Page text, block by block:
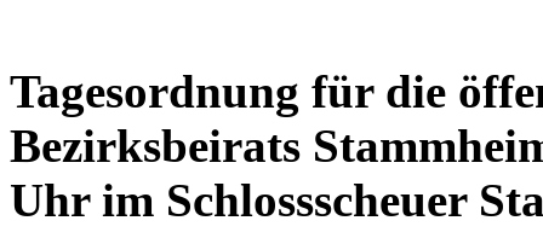
Tagesordnung für die
Bezirksbeirats
Uhr im Schlossscheuer